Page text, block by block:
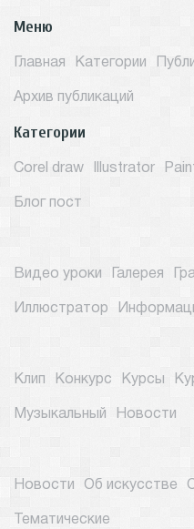
Меню
Главная Категории
Архив публикаций
Категории
Corel draw Illustrator
Блог пост
Видео уроки Галерея
Иллюстратор
Клип Конкурс Курсы
Музыкальный Новости
Новости Об искусстве
Тематические